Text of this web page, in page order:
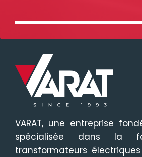
VARAT, une entreprise
spécialisée dans la
transformateurs